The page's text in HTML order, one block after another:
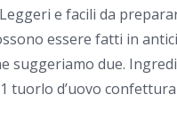
e facili da
essere fatti in
suggeriamo due.
tuorlo d’uovo